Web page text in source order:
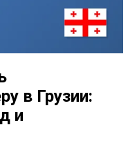
в Грузии:
и